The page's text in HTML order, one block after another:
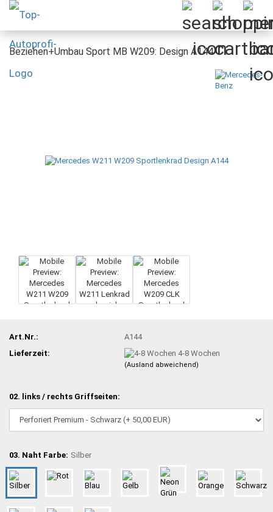
Beziehen+Umbau Sport MB W209: Design A144
Art.Nr.:
A144
Lieferzeit:
4-8 Wochen
(Ausland abweichend)
02. links / rechts Griffseiten:
03. Naht Farbe: Silber